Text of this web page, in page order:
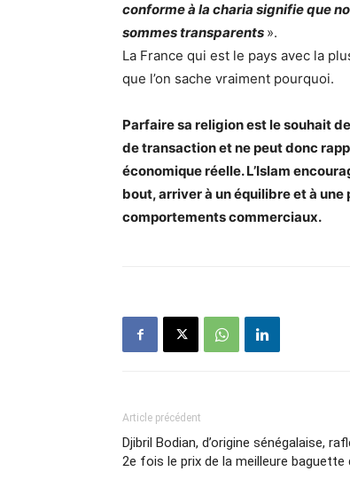
conforme à la charia signifie que
sommes transparents ».
La France qui est le pays avec la
que l’on sache vraiment pourquoi.
Parfaire sa religion est le souhait
de transaction et ne peut donc
économique réelle. L’Islam
bout, arriver à un équilibre et à une
comportements commerciaux.
Article précédent
Djibril Bodian, d’origine sénégalaise,
2e fois le prix de la meilleure baguette